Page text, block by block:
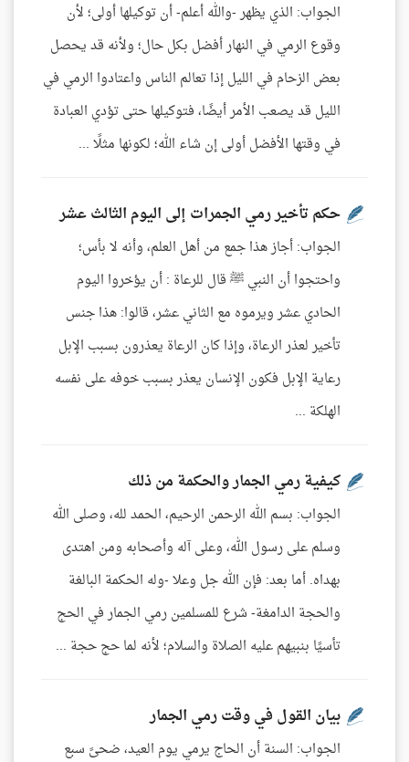
الجواب: الذي يظهر -والله أعلم- أن توكيلها أولى؛ لأن
وقوع الرمي في النهار أفضل بكل حال؛ ولأنه قد يحصل
بعض الزحام في الليل إذا تعالم الناس واعتادوا الرمي في
الليل قد يصعب الأمر أيضًا، فتوكيلها حتى تؤدي العبادة
في وقتها الأفضل أولى إن شاء الله؛ لكونها مثلًا ...
حكم تأخير رمي الجمرات إلى اليوم الثالث عشر
الجواب: أجاز هذا جمع من أهل العلم، وأنه لا بأس؛
واحتجوا أن النبي ﷺ قال للرعاة : أن يؤخروا اليوم
الحادي عشر ويرموه مع الثاني عشر، قالوا: هذا جنس
تأخير لعذر الرعاة، وإذا كان الرعاة يعذرون بسبب الإبل
رعاية الإبل فكون الإنسان يعذر بسبب خوفه على نفسه
الهلكة ...
كيفية رمي الجمار والحكمة من ذلك
الجواب: بسم الله الرحمن الرحيم، الحمد لله، وصلى الله
وسلم على رسول الله، وعلى آله وأصحابه ومن اهتدى
بهداه. أما بعد: فإن الله جل وعلا -وله الحكمة البالغة
والحجة الدامغة- شرع للمسلمين رمي الجمار في الحج
تأسيًا بنبيهم عليه الصلاة والسلام؛ لأنه لما حج حجة ...
بيان القول في وقت رمي الجمار
الجواب: السنة أن الحاج يرمي يوم العيد، ضحىً سبع